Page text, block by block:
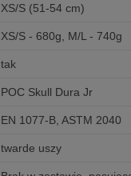
XS/S (51-54 cm)
XS/S - 680g, M/L - 740g
tak
POC Skull Dura Jr
EN 1077-B, ASTM 2040
twarde uszy